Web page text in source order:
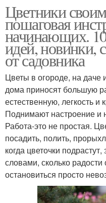
Цветники
пошаговая
начинающих.
идей, новинки,
от садовника
Цветы в огороде, на даче
дома приносят большую
естественную, легкость
Поднимают настроение и
Работа-это не простая.
посадить, полить,
когда цветочки
словами, сколько
остановиться просто